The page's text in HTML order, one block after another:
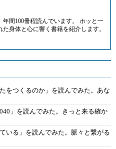
年間100冊程読んでいます。 ホッと一
身体と心に響く書籍を紹介します。
をつくるのか」を読んでみた。あな
」を読んでみた。きっと来る確か
いる」を読んでみた。脈々と繋がる